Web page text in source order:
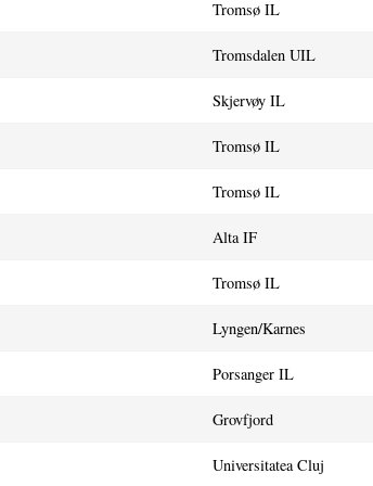
Tromsø IL
Tromsdalen UIL
Skjervøy IL
Tromsø IL
Tromsø IL
Alta IF
Tromsø IL
Lyngen/Karnes
Porsanger IL
Grovfjord
Universitatea Cluj